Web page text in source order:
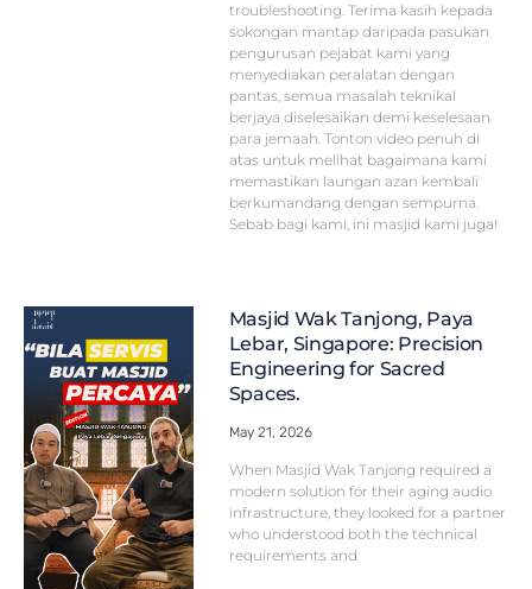
troubleshooting. Terima kasih kepada
sokongan mantap daripada pasukan
pengurusan pejabat kami yang
menyediakan peralatan dengan
pantas, semua masalah teknikal
berjaya diselesaikan demi keselesaan
para jemaah. Tonton video penuh di
atas untuk melihat bagaimana kami
memastikan laungan azan kembali
berkumandang dengan sempurna.
Sebab bagi kami, ini masjid kami juga!
Masjid Wak Tanjong, Paya
Lebar, Singapore: Precision
Engineering for Sacred
Spaces.
May 21, 2026
When Masjid Wak Tanjong required a
modern solution for their aging audio
infrastructure, they looked for a partner
who understood both the technical
requirements and